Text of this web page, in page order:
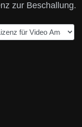
zur Beschallung.